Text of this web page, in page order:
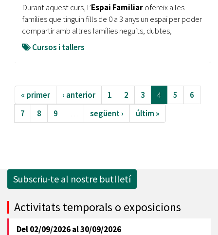
Durant aquest curs, l’Espai Familiarofereix a les
famílies que tinguin fills de 0 a 3 anys un espai per poder
compartir amb altres famílies neguits, dubtes,
Cursos i tallers
« primer ‹ anterior 1 2 3 4 5
6
7
8 9 … següent › últim »
Subscriu-te al nostre butlletí
Activitats temporals o exposicions
Del02/09/2026al30/09/2026